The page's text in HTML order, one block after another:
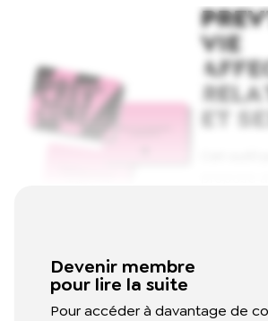
VIE
ET
affective.
Devenir membre
pour lire la suite
Pour accéder à davantage de